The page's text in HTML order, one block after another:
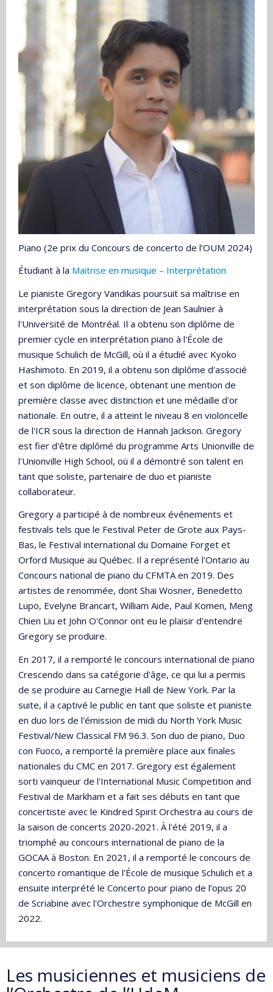
Piano (2e prix du Concours de concerto de l’OUM 2024)
Étudiant à la Maitrise en musique – Interprétation
Le pianiste Gregory Vandikas poursuit sa maîtrise en
interprétation sous la direction de Jean Saulnier à
l'Université de Montréal. Il a obtenu son diplôme de
premier cycle en interprétation piano à l'École de
musique Schulich de McGill, où il a étudié avec Kyoko
Hashimoto. En 2019, il a obtenu son diplôme d'associé
et son diplôme de licence, obtenant une mention de
première classe avec distinction et une médaille d'or
nationale. En outre, il a atteint le niveau 8 en violoncelle
de l'ICR sous la direction de Hannah Jackson. Gregory
est fier d'être diplômé du programme Arts Unionville de
l'Unionville High School, où il a démontré son talent en
tant que soliste, partenaire de duo et pianiste
collaborateur.
Gregory a participé à de nombreux événements et
festivals tels que le Festival Peter de Grote aux Pays-
Bas, le Festival international du Domaine Forget et
Orford Musique au Québec. Il a représenté l'Ontario au
Concours national de piano du CFMTA en 2019. Des
artistes de renommée, dont Shai Wosner, Benedetto
Lupo, Evelyne Brancart, William Aide, Paul Komen, Meng
Chien Liu et John O'Connor ont eu le plaisir d'entendre
Gregory se produire.
En 2017, il a remporté le concours international de piano
Crescendo dans sa catégorie d'âge, ce qui lui a permis
de se produire au Carnegie Hall de New York. Par la
suite, il a captivé le public en tant que soliste et pianiste
en duo lors de l'émission de midi du North York Music
Festival/New Classical FM 96.3. Son duo de piano, Duo
con Fuoco, a remporté la première place aux finales
nationales du CMC en 2017. Gregory est également
sorti vainqueur de l'International Music Competition and
Festival de Markham et a fait ses débuts en tant que
concertiste avec le Kindred Spirit Orchestra au cours de
la saison de concerts 2020-2021. À l'été 2019, il a
triomphé au concours international de piano de la
GOCAA à Boston. En 2021, il a remporté le concours de
concerto romantique de l'École de musique Schulich et a
ensuite interprété le Concerto pour piano de l’opus 20
de Scriabine avec l'Orchestre symphonique de McGill en
2022.
Les musiciennes et musiciens de